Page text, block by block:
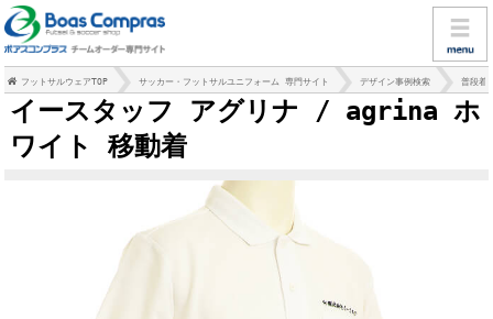
フットサルウェアTOP サッカー・フットサルユニフォーム 専門サイト デザイン事例検索 普段着
イースタッフ アグリナ / agrina ホ
ワイト 移動着